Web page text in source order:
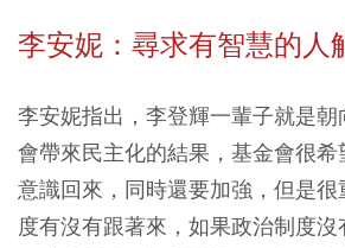
李安妮：尋求有智慧的人
李安妮指出，李登輝一輩子就是
會帶來民主化的結果，基金會很
意識回來，同時還要加強，但是
度有沒有跟著來，如果政治制度